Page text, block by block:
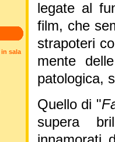
legate al
film, che
strapoteri
mente
patologica,
Quello di "
supera
in sala